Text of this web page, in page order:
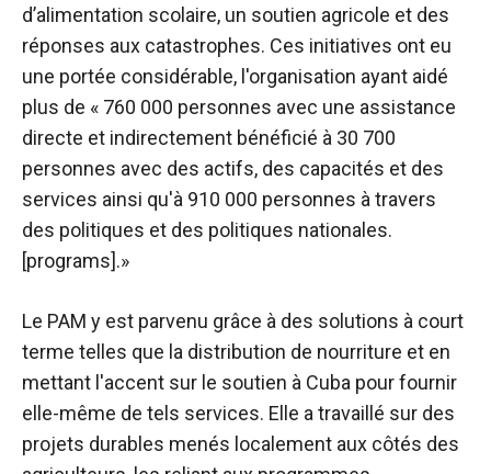
d’alimentation scolaire, un soutien agricole et des
réponses aux catastrophes. Ces initiatives ont eu
une portée considérable, l'organisation ayant aidé
plus de « 760 000 personnes avec une assistance
directe et indirectement bénéficié à 30 700
personnes avec des actifs, des capacités et des
services ainsi qu'à 910 000 personnes à travers
des politiques et des politiques nationales.
[programs].»
Le PAM y est parvenu grâce à des solutions à court
terme telles que la distribution de nourriture et en
mettant l'accent sur le soutien à Cuba pour fournir
elle-même de tels services. Elle a travaillé sur des
projets durables menés localement aux côtés des